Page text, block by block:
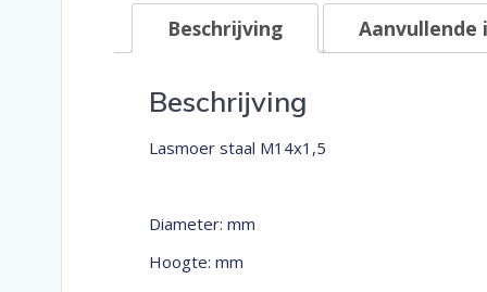
Beschrijving
Beschrijving
Lasmoer staal M14x1,5
Diameter: mm
Hoogte: mm